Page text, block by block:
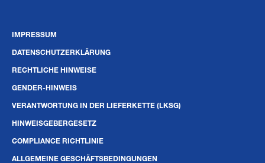
IMPRESSUM
DATENSCHUTZERKLÄRUNG
RECHTLICHE HINWEISE
GENDER-HINWEIS
VERANTWORTUNG IN DER LIEFERKETTE (LKSG)
HINWEISGEBERGESETZ
COMPLIANCE RICHTLINIE
ALLGEMEINE GESCHÄFTSBEDINGUNGEN